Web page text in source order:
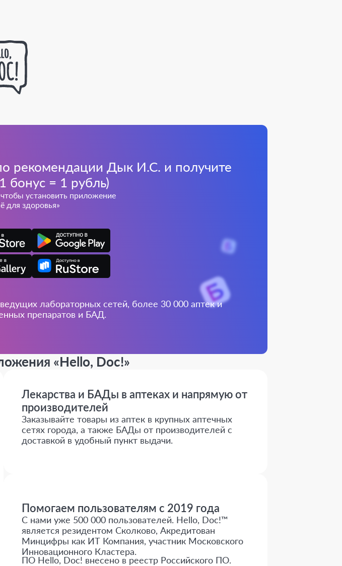
рекомендации Дык И.С. и получите
бонус = 1 рубль)
установить приложение
для здоровья»
лабораторных сетей, более 30 000 аптек и
препаратов и БАД.
«Hello, Doc!»
Лекарства и БАДы в аптеках и напрямую от
производителей
Заказывайте товары из аптек в крупных аптечных
сетях города, а также БАДы от производителей с
доставкой в удобный пункт выдачи.
Помогаем пользователям с 2019 года
С нами уже 500 000 пользователей. Hello, Doc!™
является резидентом Сколково, Акредитован
Минцифры как ИТ Компания, участник Московского
Инновационного Кластера.
ПО Hello, Doc! внесено в реестр Российского ПО.